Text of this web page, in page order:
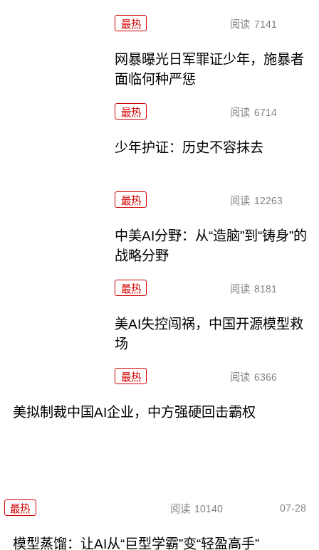
最热 阅读 7141
网暴曝光日军罪证少年，施暴者
面临何种严惩
最热 阅读 6714
少年护证：历史不容抹去
最热 阅读 12263
中美AI分野：从“造脑”到“铸身”的
战略分野
最热 阅读 8181
美AI失控闯祸，中国开源模型救
场
最热 阅读 6366
美拟制裁中国AI企业，中方强硬回击霸权
最热 阅读 10140 07-28
模型蒸馏：让AI从“巨型学霸”变“轻盈高手”